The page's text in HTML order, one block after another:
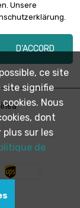



Unsere
D'ACCORD
ce site
site signifie
Nous
dont
plus sur les
de